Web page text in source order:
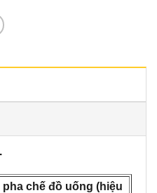
chế đồ uống (hiệu